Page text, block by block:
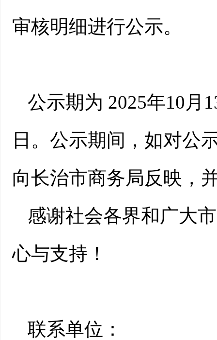
审核明细进行公示。
公示期为 2025年10月
日。公示期间，如对公
向长治市商务局反映，
感谢社会各界和广大
心与支持！
联系单位：